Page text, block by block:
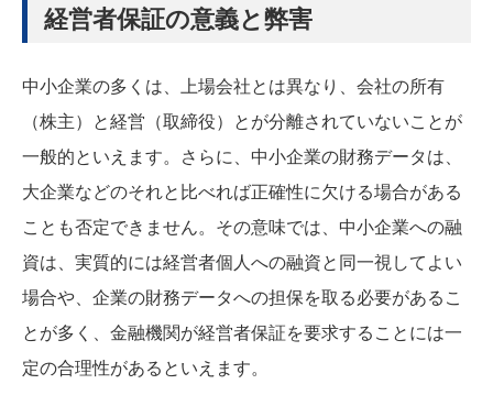
経営者保証の意義と弊害
中小企業の多くは、上場会社とは異なり、会社の所有
（株主）と経営（取締役）とが分離されていないことが
一般的といえます。さらに、中小企業の財務データは、
大企業などのそれと比べれば正確性に欠ける場合がある
ことも否定できません。その意味では、中小企業への融
資は、実質的には経営者個人への融資と同一視してよい
場合や、企業の財務データへの担保を取る必要があるこ
とが多く、金融機関が経営者保証を要求することには一
定の合理性があるといえます。